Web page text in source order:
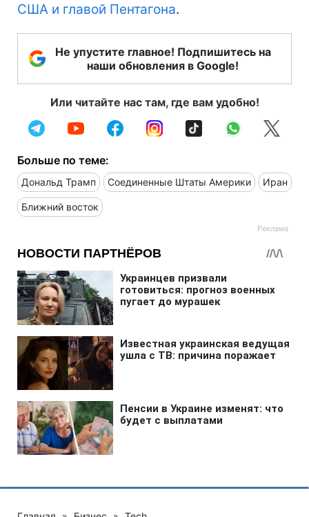
США и главой Пентагона.
Не упустите главное! Подпишитесь на
наши обновления в Google!
Или читайте нас там, где вам удобно!
Больше по теме:
Дональд Трамп Соединенные Штаты Америки Иран
Ближний восток